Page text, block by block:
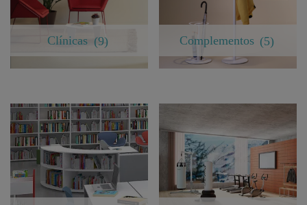
Clínicas (9) Complementos (5)